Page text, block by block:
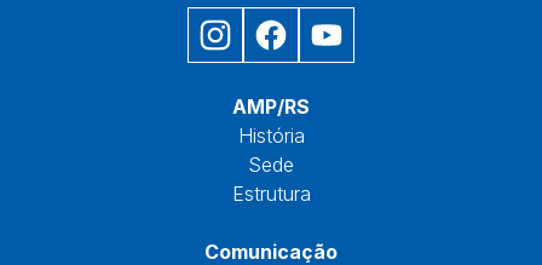
AMP/RS
História
Sede
Estrutura
Comunicação